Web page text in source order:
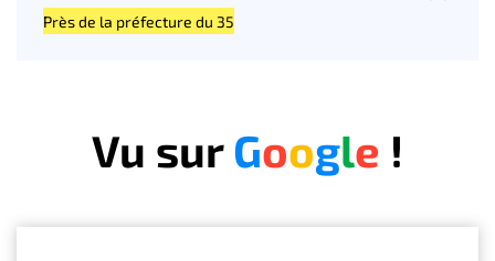
Près de la préfecture du 35
Vu surGoogle !